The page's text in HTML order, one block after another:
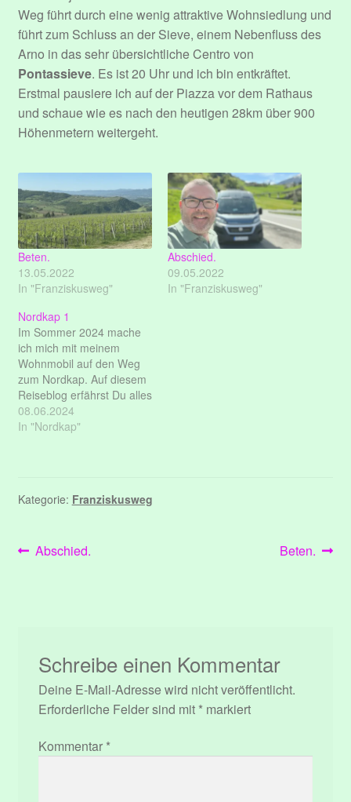
Weg führt durch eine wenig attraktive Wohnsiedlung und
führt zum Schluss an der Sieve, einem Nebenfluss des
Arno in das sehr übersichtliche Centro von
Pontassieve. Es ist 20 Uhr und ich bin entkräftet.
Erstmal pausiere ich auf der Piazza vor dem Rathaus
und schaue wie es nach den heutigen 28km über 900
Höhenmetern weitergeht.
Beten.
13.05.2022
In "Franziskusweg"
Abschied.
09.05.2022
In "Franziskusweg"
Nordkap 1
Im Sommer 2024 mache
ich mich mit meinem
Wohnmobil auf den Weg
zum Nordkap. Auf diesem
Reiseblog erfährst Du alles
über meine Reiseroute
Erlebnisse und Gedanken.
08.06.2024
In "Nordkap"
Kategorie: Franziskusweg
Beitragsnavigation
Vorheriger
Abschied.
Nächster
Beten.
Schreibe einen Kommentar
Deine E-Mail-Adresse wird nicht veröffentlicht.
Erforderliche Felder sind mit *markiert
Kommentar *